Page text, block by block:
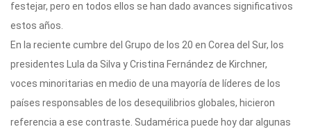
festejar, pero en todos ellos se han dado avances significativos
estos años.
En la reciente cumbre del Grupo de los 20 en Corea del Sur, los
presidentes Lula da Silva y Cristina Fernández de Kirchner,
voces minoritarias en medio de una mayoría de líderes de los
países responsables de los desequilibrios globales, hicieron
referencia a ese contraste. Sudamérica puede hoy dar algunas